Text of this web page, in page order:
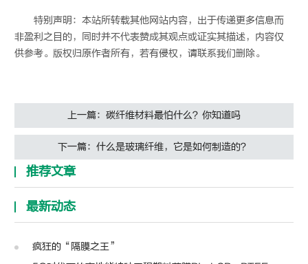
特别声明：本站所转载其他网站内容，出于传递更多信息而
非盈利之目的，同时并不代表赞成其观点或证实其描述，内容仅
供参考。版权归原作者所有，若有侵权，请联系我们删除。
上一篇：碳纤维材料最怕什么？你知道吗
下一篇：什么是玻璃纤维，它是如何制造的？
推荐文章
最新动态
疯狂的“隔膜之王”